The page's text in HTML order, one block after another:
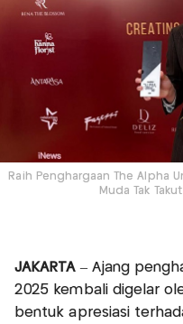
Raih Penghargaan The Alpha
Muda Tak
JAKARTA– Ajang
2025 kembali digelar
bentuk apresiasi